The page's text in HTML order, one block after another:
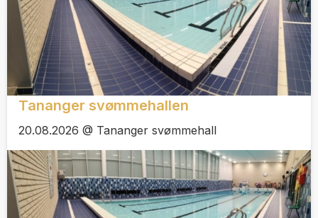
Tananger svømmehallen
20.08.2026 @ Tananger svømmehall